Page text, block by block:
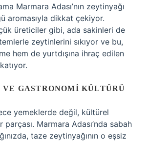
Marmara Adası’nın zeytinyağı
aromasıyla dikkat çekiyor.
üreticiler gibi, ada sakinleri de
zeytinlerini sıkıyor ve bu,
hem de yurtdışına ihraç edilen
GASTRONOMI KÜLTÜRÜ
yemeklerde değil, kültürel
Marmara Adası’nda sabah
taze zeytinyağının o eşsiz